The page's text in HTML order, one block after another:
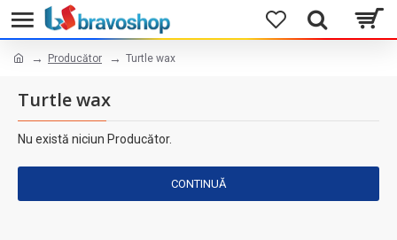
Producător Turtle wax
Turtle wax
Nu există niciun Producător.
CONTINUĂ